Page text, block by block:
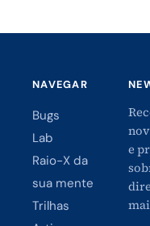
NAVEGAR
Bugs
Lab
Raio-X da
sua mente
Trilhas
e